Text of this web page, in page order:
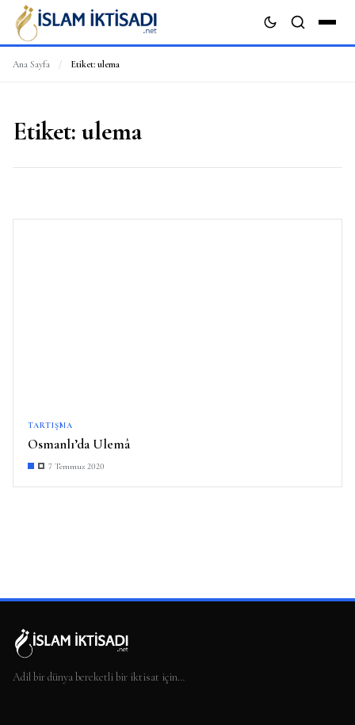
Ana Sayfa / Etiket: ulema
Etiket: ulema
TARTIŞMA
Osmanlı’da Ulemâ
7 Temmuz 2020
Adil bir dünya bereketli bir iktisat için…